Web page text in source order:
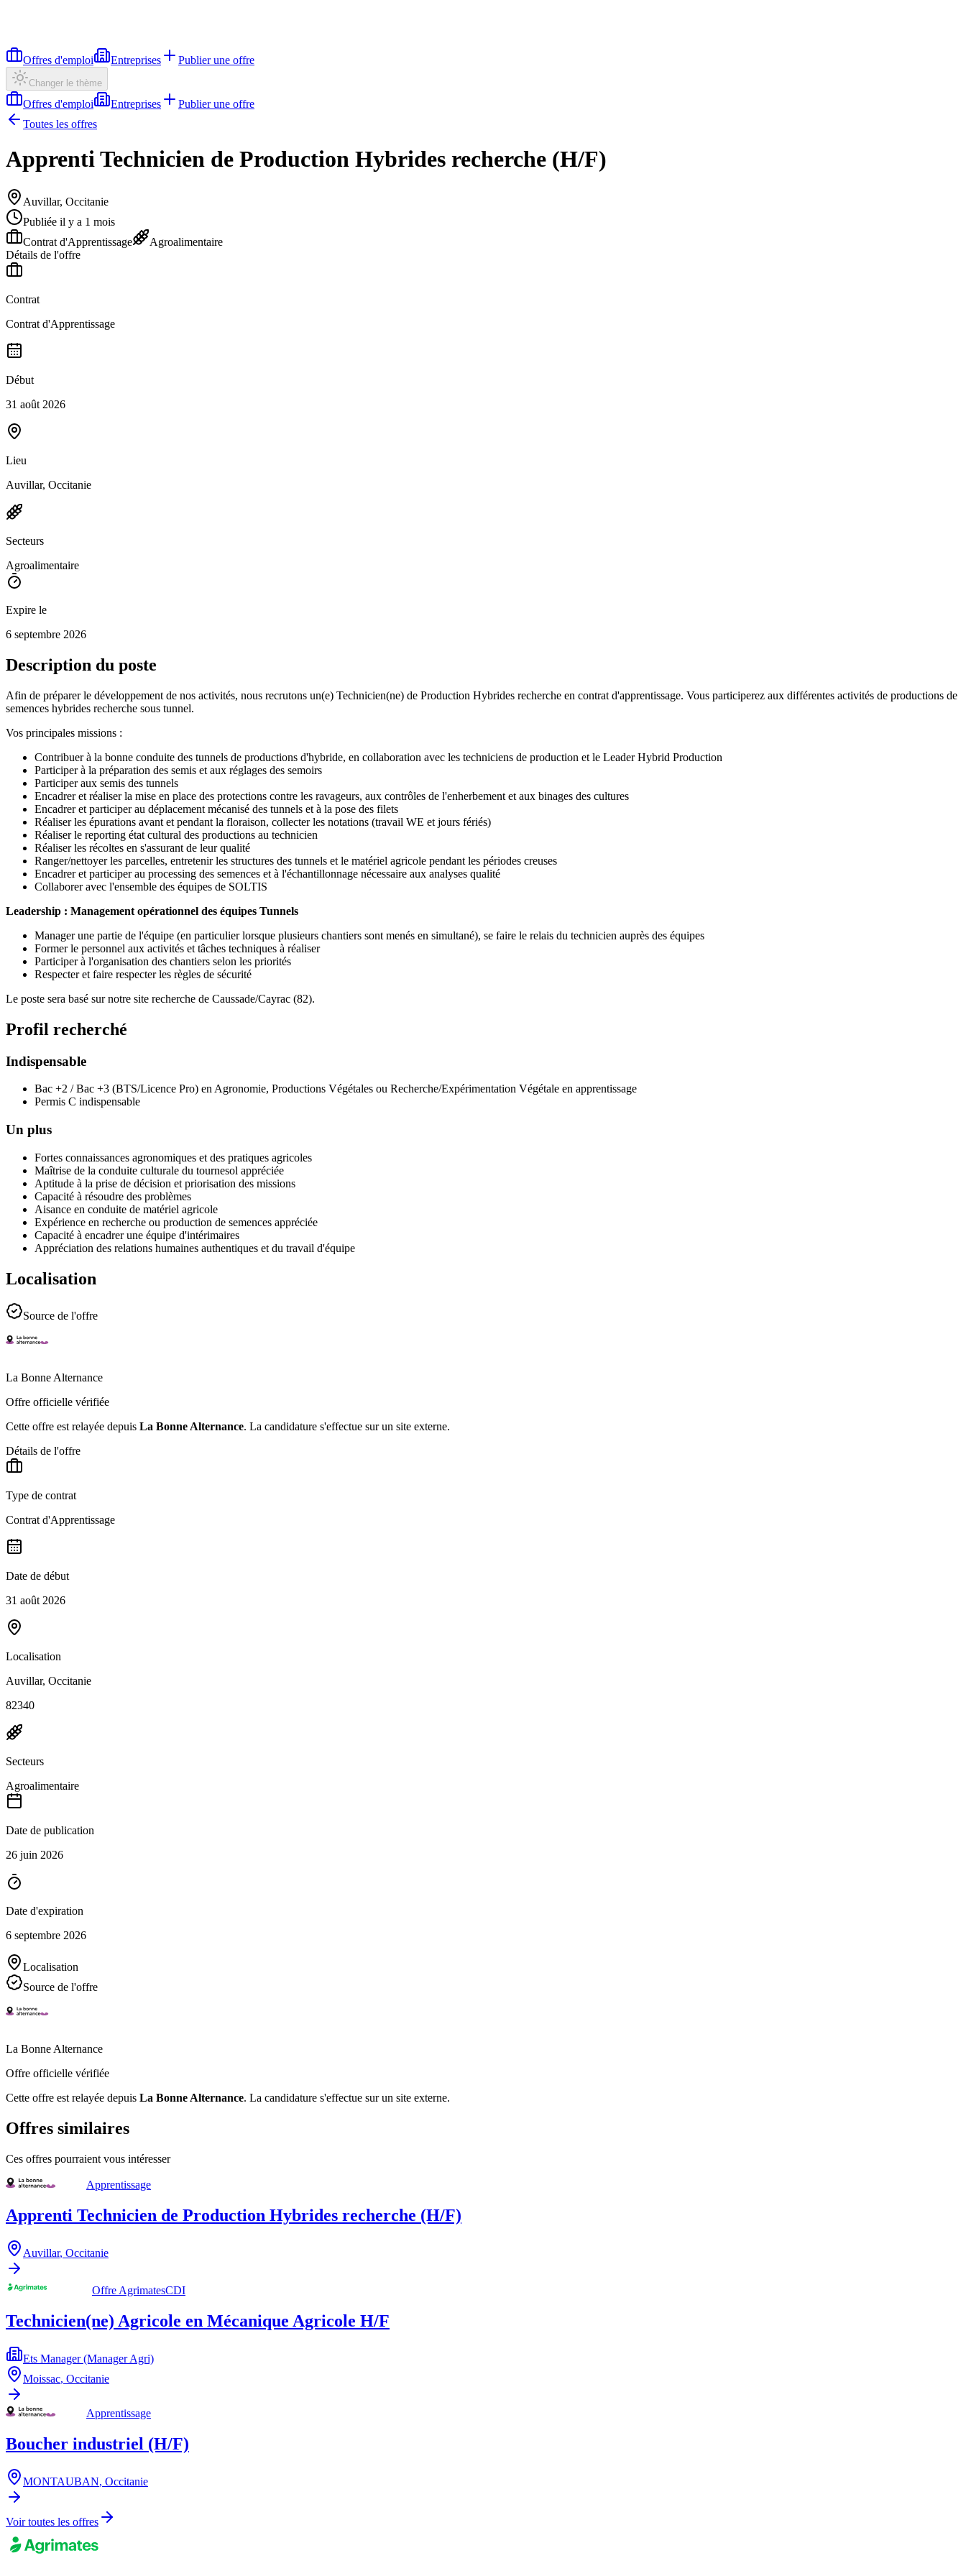
Offres d'emploi Entreprises Publier une offre
Changer le thème
Offres d'emploi Entreprises
Publier une offre
Toutes les offres
Apprenti Technicien de Production Hybrides recherche (H/F)
Auvillar, Occitanie
Publiée il y a 1 mois
Contrat d'Apprentissage
Agroalimentaire
Détails de l'offre
Contrat
Contrat d'Apprentissage
Début
31 août 2026
Lieu
Auvillar, Occitanie
Secteurs
Agroalimentaire
Expire le
6 septembre 2026
Description du poste
Afin de préparer le développement de nos activités, nous recrutons un(e) Technicien(ne) de Production Hybrides recherche en contrat d'apprentissage. Vous participerez aux différentes activités de productions de
semences hybrides recherche sous tunnel.
Vos principales missions :
Contribuer à la bonne conduite des tunnels de productions d'hybride, en collaboration avec les techniciens de production et le Leader Hybrid Production
Participer à la préparation des semis et aux réglages des semoirs
Participer aux semis des tunnels
Encadrer et réaliser la mise en place des protections contre les ravageurs, aux contrôles de l'enherbement et aux binages des cultures
Encadrer et participer au déplacement mécanisé des tunnels et à la pose des filets
Réaliser les épurations avant et pendant la floraison, collecter les notations (travail WE et jours fériés)
Réaliser le reporting état cultural des productions au technicien
Réaliser les récoltes en s'assurant de leur qualité
Ranger/nettoyer les parcelles, entretenir les structures des tunnels et le matériel agricole pendant les périodes creuses
Encadrer et participer au processing des semences et à l'échantillonnage nécessaire aux analyses qualité
Collaborer avec l'ensemble des équipes de SOLTIS
Leadership : Management opérationnel des équipes Tunnels
Manager une partie de l'équipe (en particulier lorsque plusieurs chantiers sont menés en simultané), se faire le relais du technicien auprès des équipes
Former le personnel aux activités et tâches techniques à réaliser
Participer à l'organisation des chantiers selon les priorités
Respecter et faire respecter les règles de sécurité
Le poste sera basé sur notre site recherche de Caussade/Cayrac (82).
Profil recherché
Indispensable
Bac +2 / Bac +3 (BTS/Licence Pro) en Agronomie, Productions Végétales ou Recherche/Expérimentation Végétale en apprentissage
Permis C indispensable
Un plus
Fortes connaissances agronomiques et des pratiques agricoles
Maîtrise de la conduite culturale du tournesol appréciée
Aptitude à la prise de décision et priorisation des missions
Capacité à résoudre des problèmes
Aisance en conduite de matériel agricole
Expérience en recherche ou production de semences appréciée
Capacité à encadrer une équipe d'intérimaires
Appréciation des relations humaines authentiques et du travail d'équipe
Localisation
Source de l'offre
La Bonne Alternance
Offre officielle vérifiée
Cette offre est relayée depuis La Bonne Alternance. La candidature s'effectue sur un site externe.
Détails de l'offre
Type de contrat
Contrat d'Apprentissage
Date de début
31 août 2026
Localisation
Auvillar, Occitanie
82340
Secteurs
Agroalimentaire
Date de publication
26 juin 2026
Date d'expiration
6 septembre 2026
Localisation
Source de l'offre
La Bonne Alternance
Offre officielle vérifiée
Cette offre est relayée depuis La Bonne Alternance. La candidature s'effectue sur un site externe.
Offres similaires
Ces offres pourraient vous intéresser
Apprentissage
Apprenti Technicien de Production Hybrides recherche (H/F)
Auvillar, Occitanie
Offre AgrimatesCDI
Technicien(ne) Agricole en Mécanique Agricole H/F
Ets Manager (Manager Agri)
Moissac, Occitanie
Apprentissage
Boucher industriel (H/F)
MONTAUBAN, Occitanie
Voir toutes les offres